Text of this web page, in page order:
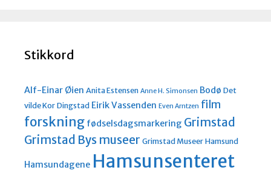
Stikkord
Alf-Einar Øien Anita Estensen Anne H. Simonsen Bodø Det
vilde KorDingstad Eirik Vassenden Even Arntzen film
forskning fødselsdagsmarkering Grimstad
Grimstad Bys museer Grimstad MuseerHamsund
Hamsundagene Hamsunsenteret